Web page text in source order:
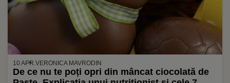
10 APR.VERONICA MAVRODIN
De ce nu te poți opri din mâncat ciocolată de